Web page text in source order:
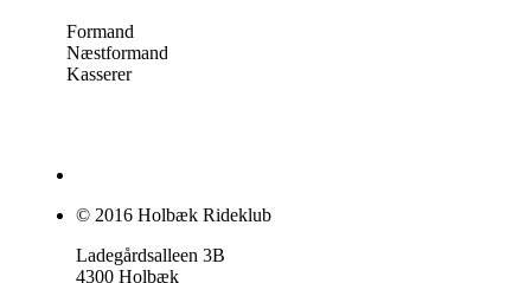
Formand
Næstformand
Kasserer
© 2016 Holbæk Rideklub
Ladegårdsalleen 3B
4300 Holbæk